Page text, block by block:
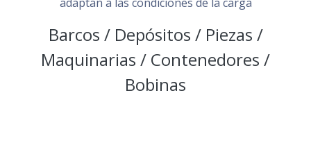
Barcos / Depósitos / Piezas /
Maquinarias / Contenedores /
Bobinas